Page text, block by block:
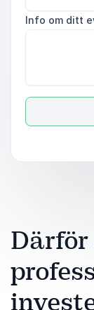
Info om ditt
Därför